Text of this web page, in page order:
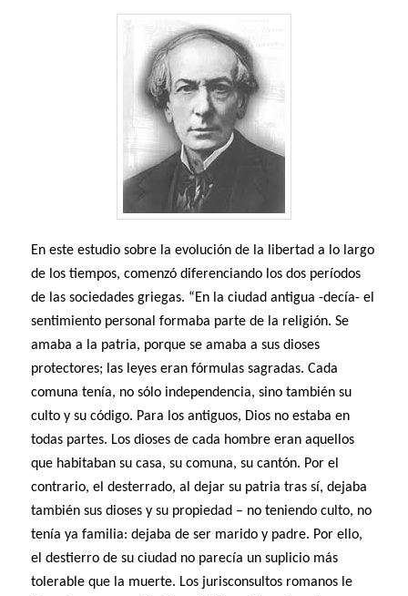
En este estudio sobre la evolución de la libertad a lo largo
de los tiempos, comenzó diferenciando los dos períodos
de las sociedades griegas. “En la ciudad antigua -decía- el
sentimiento personal formaba parte de la religión. Se
amaba a la patria, porque se amaba a sus dioses
protectores; las leyes eran fórmulas sagradas. Cada
comuna tenía, no sólo independencia, sino también su
culto y su código. Para los antiguos, Dios no estaba en
todas partes. Los dioses de cada hombre eran aquellos
que habitaban su casa, su comuna, su cantón. Por el
contrario, el desterrado, al dejar su patria tras sí, dejaba
también sus dioses y su propiedad – no teniendo culto, no
tenía ya familia: dejaba de ser marido y padre. Por ello,
el destierro de su ciudad no parecía un suplicio más
tolerable que la muerte. Los jurisconsultos romanos le